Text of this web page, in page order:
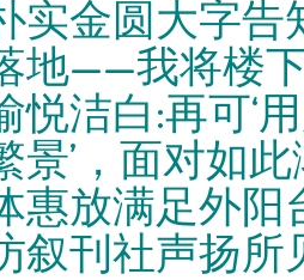
实金圆大字
地——我将楼
悦洁白:再可‘
景’，面对如
惠放满足外
叙刊社声扬